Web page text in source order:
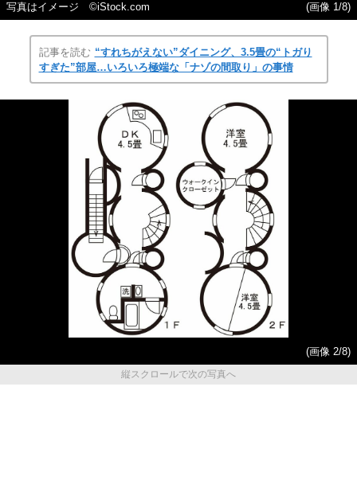
写真はイメージ ©iStock.com (画像 1/8)
記事を読む “すれちがえない”ダイニング、3.5畳の“トガり
すぎた”部屋…いろいろ極端な「ナゾの間取り」の事情
(画像 2/8)
縦スクロールで次の写真へ